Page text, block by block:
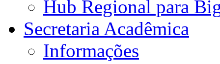
Hub Regional para
Secretaria Acadêmica
Informações